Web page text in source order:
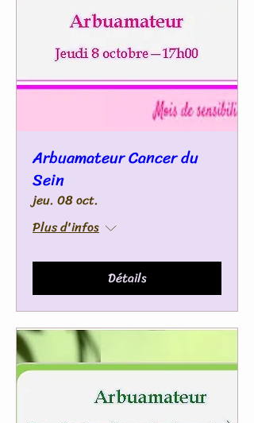
Arbuamateur Cancer du
Sein
jeu. 08 oct.
Plus d'infos
Détails